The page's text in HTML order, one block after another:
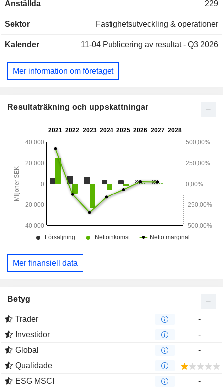
Anställda 229
Sektor Fastighetsutveckling & operationer
Kalender 11-04 Publicering av resultat - Q3 2026
Mer information om företaget
Resultaträkning och uppskattningar
Mer finansiell data
Betyg
Trader
-
Investidor
-
Global
-
Qualidade
ESG MSCI
-